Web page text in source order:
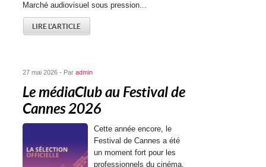
Marché audiovisuel sous pression...
LIRE L'ARTICLE
27 mai 2026 - Paradmin
Le médiaClub au Festival de
Cannes 2026
Cette année encore, le
Festival de Cannes a été
un moment fort pour les
professionnels du cinéma,